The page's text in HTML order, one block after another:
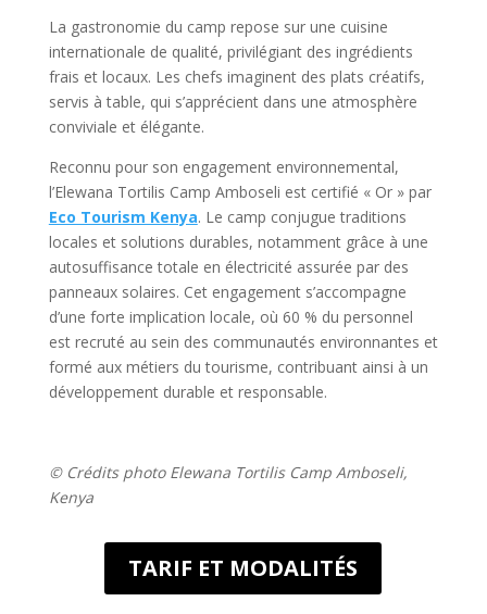
La gastronomie du camp repose sur une cuisine
internationale de qualité, privilégiant des ingrédients
frais et locaux. Les chefs imaginent des plats créatifs,
servis à table, qui s’apprécient dans une atmosphère
conviviale et élégante.
Reconnu pour son engagement environnemental,
l’Elewana Tortilis Camp Amboseli est certifié « Or » par
Eco Tourism Kenya. Le camp conjugue traditions
locales et solutions durables, notamment grâce à une
autosuffisance totale en électricité assurée par des
panneaux solaires. Cet engagement s’accompagne
d’une forte implication locale, où 60 % du personnel
est recruté au sein des communautés environnantes et
formé aux métiers du tourisme, contribuant ainsi à un
développement durable et responsable.
© Crédits photo Elewana Tortilis Camp Amboseli,
Kenya
TARIF ET MODALITÉS